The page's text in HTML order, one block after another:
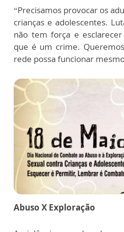
“Precisamos provocar os
crianças e adolescentes.
não tem força e
que é um crime.
rede possa funcionar
Abuso X Exploração